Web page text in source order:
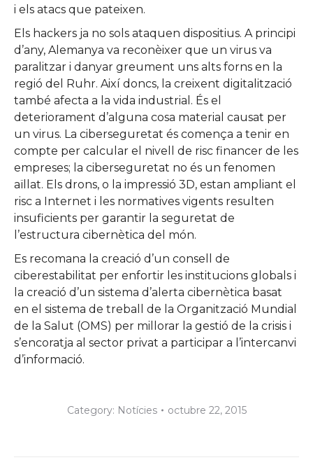
i els atacs que pateixen.
Els hackers ja no sols ataquen dispositius. A principi
d’any, Alemanya va reconèixer que un virus va
paralitzar i danyar greument uns alts forns en la
regió del Ruhr. Així doncs, la creixent digitalització
també afecta a la vida industrial. És el
deteriorament d’alguna cosa material causat per
un virus. La ciberseguretat és comença a tenir en
compte per calcular el nivell de risc financer de les
empreses; la ciberseguretat no és un fenomen
aïllat. Els drons, o la impressió 3D, estan ampliant el
risc a Internet i les normatives vigents resulten
insuficients per garantir la seguretat de
l’estructura cibernètica del món.
Es recomana la creació d’un consell de
ciberestabilitat per enfortir les institucions globals i
la creació d’un sistema d’alerta cibernètica basat
en el sistema de treball de la Organització Mundial
de la Salut (OMS) per millorar la gestió de la crisis i
s’encoratja al sector privat a participar a l’intercanvi
d’informació.
Category: Notícies octubre 22, 2015